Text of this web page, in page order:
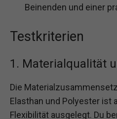
Beinenden und einer
Testkriterien
1. Materialqualität
Die
Elasthan und Polyester ist
Flexibilität ausgelegt. Du